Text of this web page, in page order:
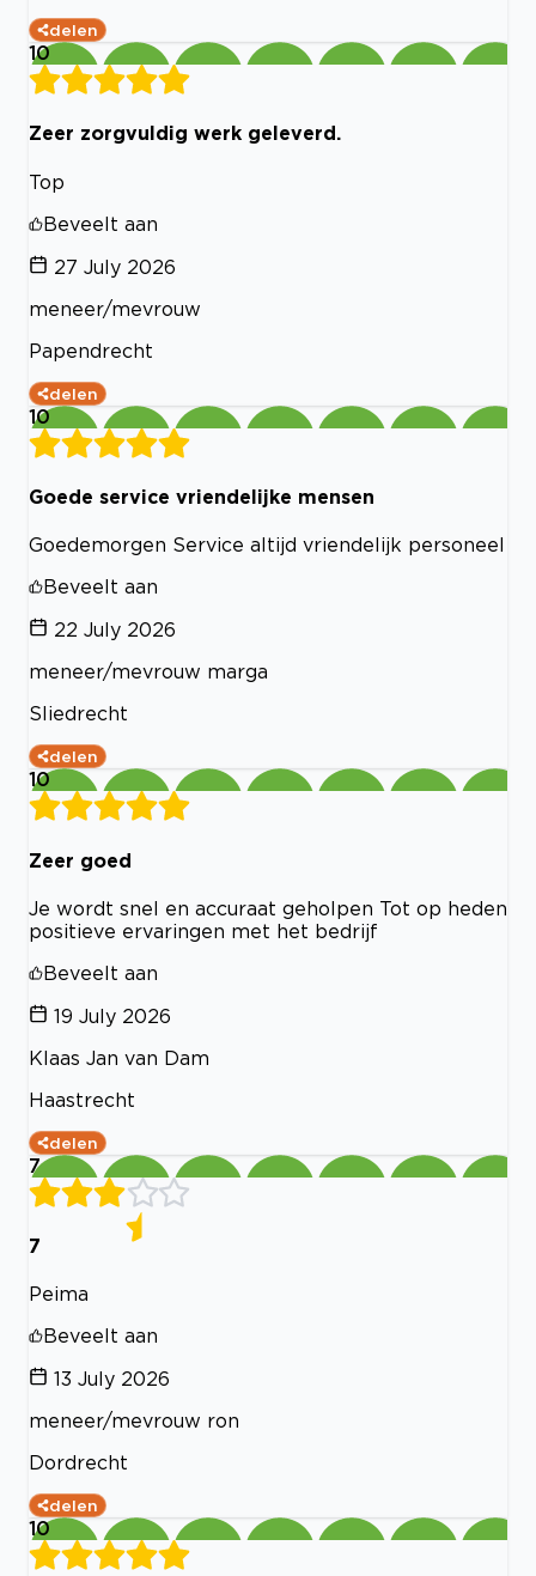
delen
10
Zeer zorgvuldig werk geleverd.
Top
Beveelt aan
27 July 2026
meneer/mevrouw
Papendrecht
delen
10
Goede service vriendelijke mensen
Goedemorgen Service altijd vriendelijk personeel
Beveelt aan
22 July 2026
meneer/mevrouw marga
Sliedrecht
delen
10
Zeer goed
Je wordt snel en accuraat geholpen Tot op heden
positieve ervaringen met het bedrijf
Beveelt aan
19 July 2026
Klaas Jan van Dam
Haastrecht
delen
7
7
Peima
Beveelt aan
13 July 2026
meneer/mevrouw ron
Dordrecht
delen
10